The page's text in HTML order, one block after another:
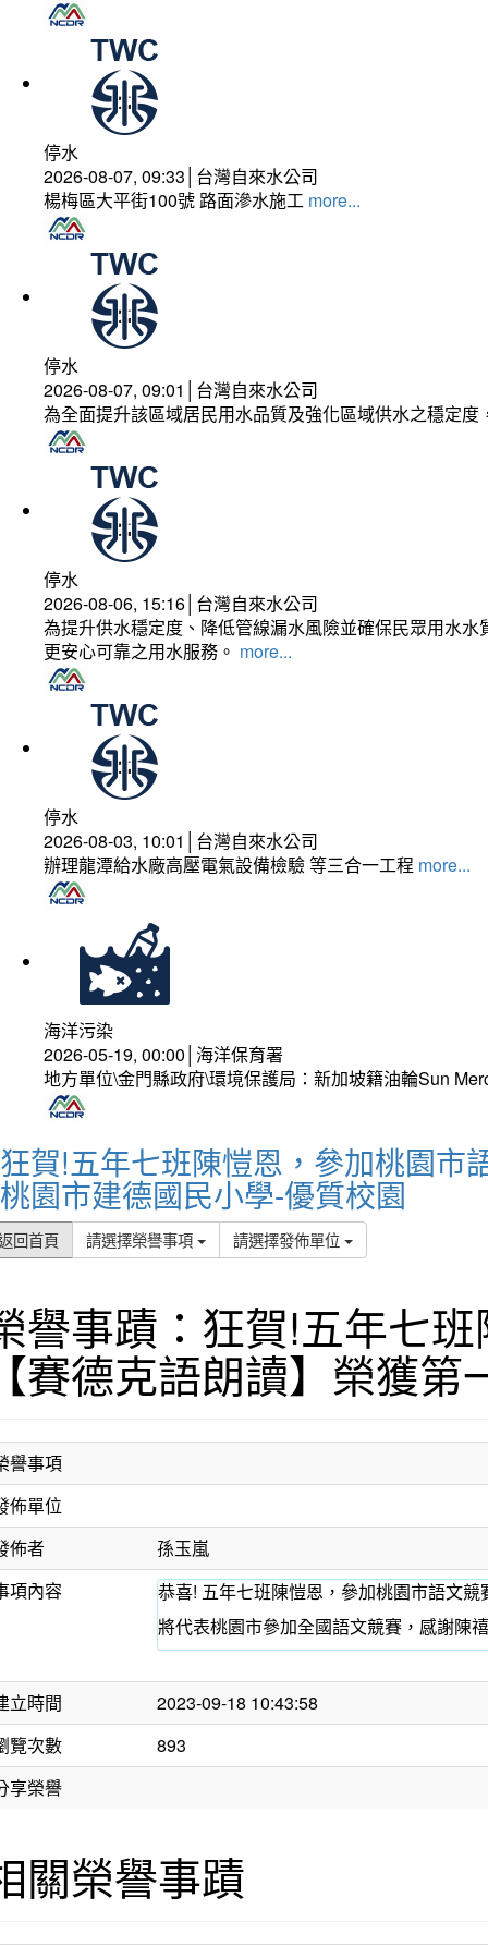
停水
2026-08-07, 09:33│台灣自來水公司
楊梅區大平街100號 路面滲水施工 more...
停水
2026-08-07, 09:01│台灣自來水公司
為全面提升該區域居民用水品質及強化區域供水之穩定
停水
2026-08-06, 15:16│台灣自來水公司
為提升供水穩定度、降低管線漏水風險並確保民眾用水
更安心可靠之用水服務。 more...
停水
2026-08-03, 10:01│台灣自來水公司
辦理龍潭給水廠高壓電氣設備檢驗 等三合一工程 more...
海洋污染
2026-05-19, 00:00│海洋保育署
地方單位\金門縣政府\環境保護局：新加坡籍油輪Sun
狂賀!五年七班陳愷恩，參加桃園市
桃園市建德國民小學-優質校園
回首頁 請選擇榮譽事項 請選擇發佈單位
譽事蹟：狂賀!五年七
賽德克語朗讀】榮獲第
譽事項
佈單位
佈者
孫玉嵐
項內容
恭喜! 五年七班陳愷恩，參加桃園市語文
將代表桃園市參加全國語文競賽，感謝陳
立時間
2023-09-18 10:43:58
覽次數
893
享榮譽
關榮譽事蹟